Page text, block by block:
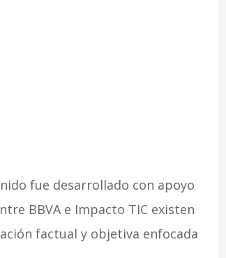
fue desarrollado con apoyo
BBVA e Impacto TIC existen
factual y objetiva enfocada